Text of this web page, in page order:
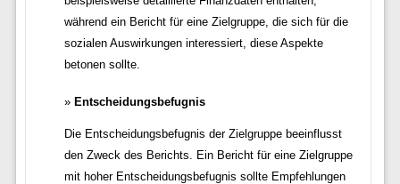
während ein Bericht für eine Zielgruppe, die sich für die
sozialen Auswirkungen interessiert, diese Aspekte
betonen sollte.
Entscheidungsbefugnis
Die Entscheidungsbefugnis der Zielgruppe beeinflusst
den Zweck des Berichts. Ein Bericht für eine Zielgruppe
mit hoher Entscheidungsbefugnis sollte Empfehlungen